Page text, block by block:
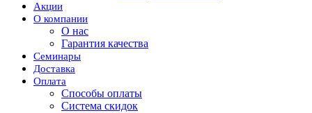
Акции
О компании
О нас
Гарантия качества
Семинары
Доставка
Оплата
Способы оплаты
Система скидок